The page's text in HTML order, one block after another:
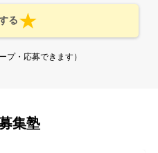
る
プ・応募できます）
集塾